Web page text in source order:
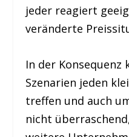
jeder reagiert
veränderte
In der Konsequenz
Szenarien jeden
treffen und auch
nicht